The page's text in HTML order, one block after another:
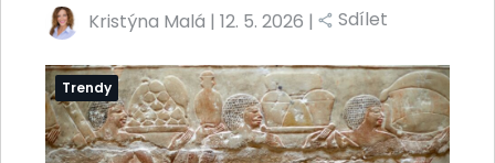
Kristýna Malá | 12. 5. 2026 | Sdílet
Trendy